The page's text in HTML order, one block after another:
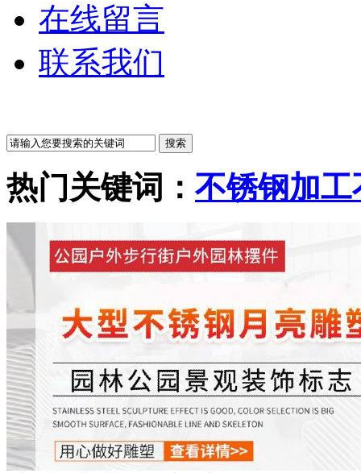
在线留言
联系我们
热门关键词： 不锈钢加工